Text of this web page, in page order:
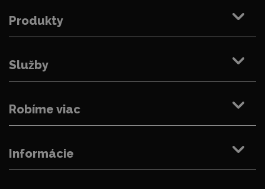
Produkty
Služby
Robíme viac
Informácie